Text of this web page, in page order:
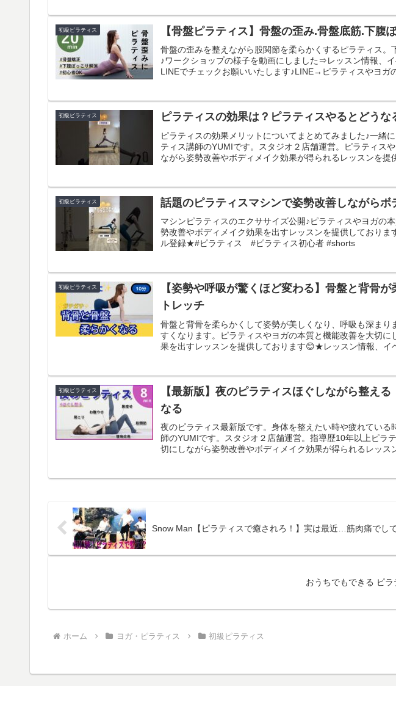
初級ピラティス 【骨盤ピラティス】骨盤の歪み.骨盤底筋.下腹
骨盤の歪みを整えながら股関節を柔らかくするピラティス。
♪ワークショップの様子を動画にしました⇒レッスン情報、
LINEでチェックお願いいたします♪LINE→ピラティスやヨガ
初級ピラティス ピラティスの効果は？ピラティスやるとどうな
ピラティスの効果メリットについてまとめてみました♪一緒
ティス講師のYUMIです。スタジオ２店舗運営。ピラティス
ながら姿勢改善やボディメイク効果が得られるレッスンを提
初級ピラティス 話題のピラティスマシンで姿勢改善しながら
マシンピラティスのエクササイズ公開♪ピラティスやヨガの
勢改善やボディメイク効果を出すレッスンを提供しており
ル登録★#ピラティス #ピラティス初心者 #shorts
初級ピラティス
【姿勢や呼吸が驚くほど変わる】骨盤と背骨
トレッチ
骨盤と背骨を柔らかくして姿勢が美しくなり、呼吸も深まり
すくなります。ピラティスやヨガの本質と機能改善を大切に
果を出すレッスンを提供しております😊★レッスン情報、イ
初級ピラティス
【最新版】夜のピラティスほぐしながら整え
なる
夜のピラティス最新版です。身体を整えたい時や疲れている
師のYUMIです。スタジオ２店舗運営。指導歴10年以上ピラ
切にしながら姿勢改善やボディメイク効果が得られるレッス
Snow Man【ピラティスで癒されろ！】実は最近…筋肉痛でし
おうちでもできる ピラ
ホーム ヨガ・ピラティス 初級ピラティス